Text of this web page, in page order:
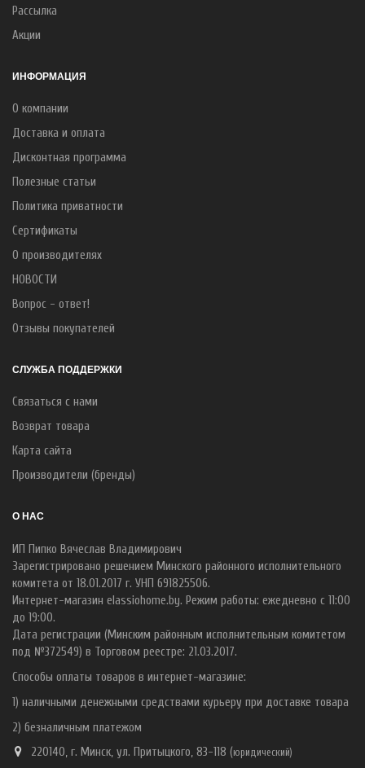
Рассылка
Акции
ИНФОРМАЦИЯ
О компании
Доставка и оплата
Дисконтная программа
Полезные статьи
Политика приватности
Сертификаты
О производителях
НОВОСТИ
Вопрос - ответ!
Отзывы покупателей
СЛУЖБА ПОДДЕРЖКИ
Связаться с нами
Возврат товара
Карта сайта
Производители (бренды)
О НАС
ИП Пипко Вячеслав Владимирович
Зарегистрировано решением Минского районного исполнительного
комитета от 18.01.2017 г. УНП 691825506.
Интернет-магазин elassiohome.by. Режим работы: ежедневно с 11:00
до 19:00.
Дата регистрации (Минским районным исполнительным комитетом
под №372549) в Торговом реестре: 21.03.2017.
Способы оплаты товаров в интернет-магазине:
1) наличными денежными средствами курьеру при доставке товара
2) безналичным платежом
220140, г. Минск, ул. Притыцкого, 83-118 (юридический)